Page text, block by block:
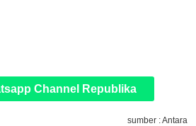
Channel Republika
sumber : Antara